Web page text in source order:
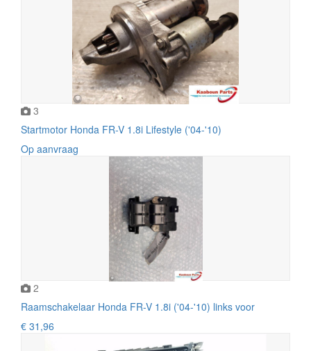
3
Startmotor Honda FR-V 1.8i Lifestyle ('04-'10)
Op aanvraag
2
Raamschakelaar Honda FR-V 1.8i ('04-'10) links voor
€ 31,96